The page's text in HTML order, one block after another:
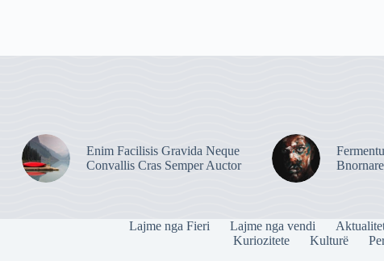
Enim Facilisis Gravida Neque
Convallis Cras Semper Auctor
Lajme nga Fieri Lajme nga vendi
Kuriozitete
Kulturë